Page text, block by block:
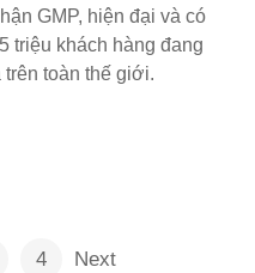
GMP, hiện đại và có
triệu khách hàng đang
toàn thế giới.
4 Next